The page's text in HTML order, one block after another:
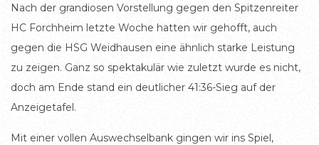
Nach der grandiosen Vorstellung gegen den Spitzenreiter
HC Forchheim letzte Woche hatten wir gehofft, auch
gegen die HSG Weidhausen eine ähnlich starke Leistung
zu zeigen. Ganz so spektakulär wie zuletzt wurde es nicht,
doch am Ende stand ein deutlicher 41:36-Sieg auf der
Anzeigetafel.
Mit einer vollen Auswechselbank gingen wir ins Spiel,